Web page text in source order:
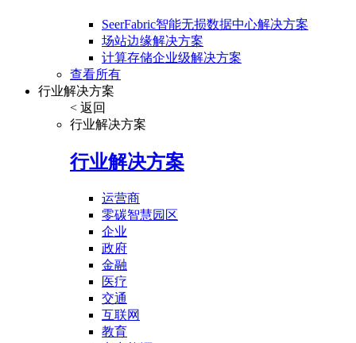
SeerFabric智能无损数据中心解决方案
场站边缘解决方案
计算存储企业级解决方案
查看所有
行业解决方案
< 返回
行业解决方案
行业解决方案
运营商
零碳智慧园区
企业
政府
金融
医疗
交通
互联网
教育